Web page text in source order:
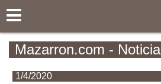
Mazarron.com -
1/4/2020